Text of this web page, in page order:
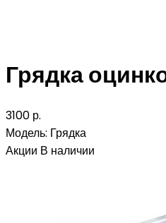
Грядка
3100 р.
Модель: Грядка
Акции В наличии